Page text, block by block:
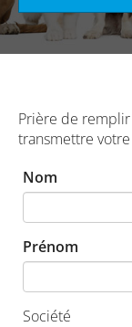
CONTACT
Prière de
transmettre
Nom
Prénom
Société